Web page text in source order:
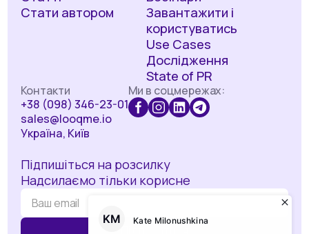
Завантажити і
користуватись
Use Cases
Дослідження
State of PR
Стати автором
Контакти
+38 (098) 346-23-01
sales@looqme.io
Україна, Київ
Ми в соцмережах:
Підпишіться на розсилку
Надсилаємо тільки корисне